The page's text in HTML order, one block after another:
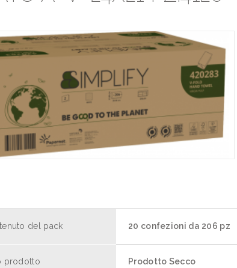
del pack 20 confezioni da 206 pz
prodotto Prodotto Secco